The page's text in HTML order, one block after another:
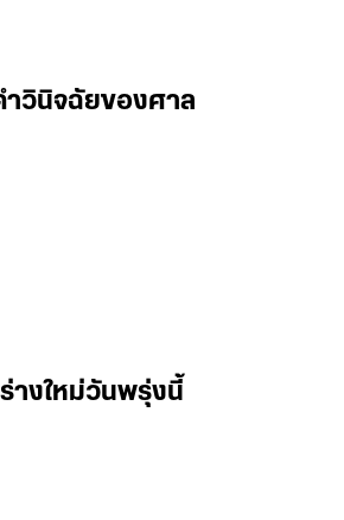
ำวินิจฉัยของศาล
างใหม่วันพรุ่งนี้